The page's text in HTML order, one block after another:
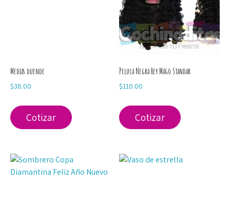
Medias duende
$38.00
Cotizar
Peluca Negra Rey Mago Standar
$110.00
Cotizar